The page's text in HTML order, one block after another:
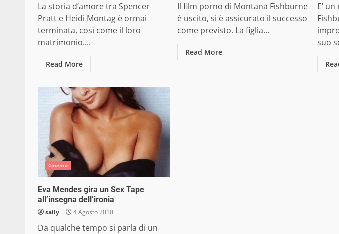
La storia d’amore tra Spencer
Pratt e Heidi Montag è ormai
terminata, così come il loro
matrimonio....
Read More
Il film porno di Montana Fishburne
è uscito, si è assicurato il successo
come previsto. La figlia...
Read More
E’
suo
Cinema
Eva Mendes gira un Sex Tape
all’insegna dell’ironia
sally 4 Agosto 2010
Da qualche tempo si parla di un